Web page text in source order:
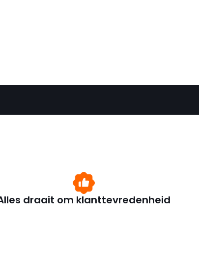
draait om klanttevredenheid